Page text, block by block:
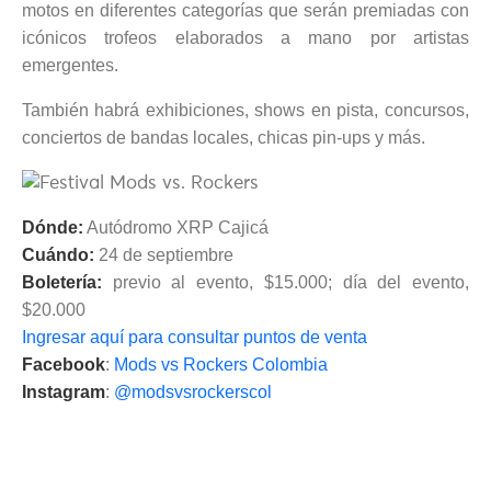
motos en diferentes categorías que serán premiadas con
icónicos trofeos elaborados a mano por artistas
emergentes.
También habrá exhibiciones, shows en pista, concursos,
conciertos de bandas locales, chicas pin-ups y más.
Dónde: Autódromo XRP Cajicá
Cuándo: 24 de septiembre
Boletería: previo al evento, $15.000; día del evento,
$20.000
Ingresar aquí para consultar puntos de venta
Facebook: Mods vs Rockers Colombia
Instagram: @modsvsrockerscol